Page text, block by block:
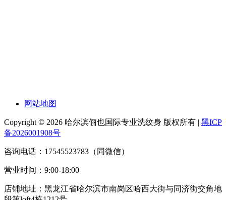
网站地图
Copyright © 2026 哈尔滨俪也国际专业洗纹身 版权所有 | 黑ICP
备2026001908号
咨询电话：17545523783（同微信）
营业时间：9:00-18:00
店铺地址：黑龙江省哈尔滨市南岗区哈西大街与同济街交角地